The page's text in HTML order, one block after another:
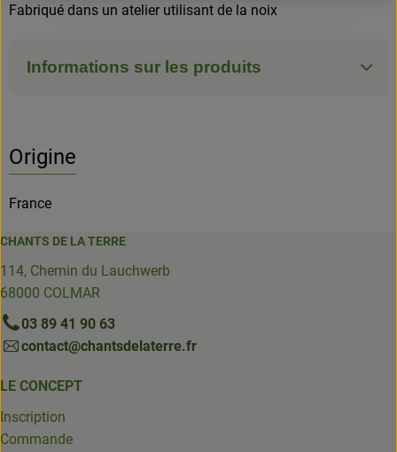
Fabriqué dans un atelier utilisant de la noix
Informations sur les produits
Origine
France
CHANTS DE LA TERRE
114, Chemin du Lauchwerb
68000 COLMAR
03 89 41 90 63
contact@chantsdelaterre.fr
LE CONCEPT
Inscription
Commande